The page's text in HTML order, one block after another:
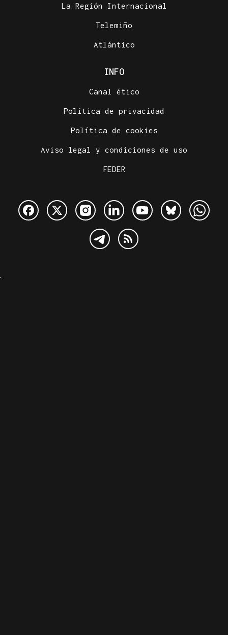
La Región Internacional
Telemiño
Atlántico
INFO
Canal ético
Política de privacidad
Política de cookies
Aviso legal y condiciones de uso
FEDER